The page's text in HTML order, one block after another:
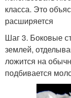
класса. Это
расширяется
Шаг 3. Боковые
землей,
ложится на
подбивается